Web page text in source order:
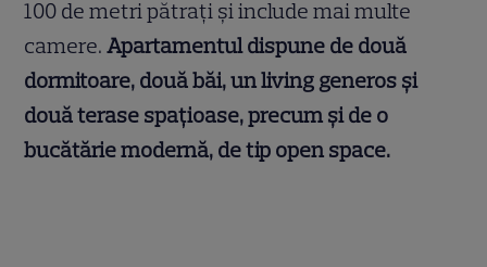
100 de metri pătrați și include mai multe
camere.Apartamentul dispune de două
dormitoare, două băi, un living generos și
două terase spațioase, precum și de o
bucătărie modernă, de tip open space.